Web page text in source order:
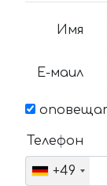
Имя
Е-маил
Телефон
+49